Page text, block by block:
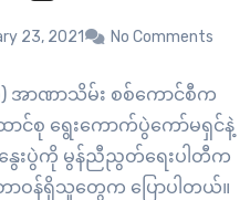
23, 2021 No Comments
၃) အာဏာသိမ်း စစ်ကောင်စီက
င်စု ရွေးကောက်ပွဲကော်မရှင်နဲ့
နွေးပွဲကို မွန်ညီညွတ်ရေးပါတီက
ဝန်ရှိသူတွေက ပြောပါတယ်။